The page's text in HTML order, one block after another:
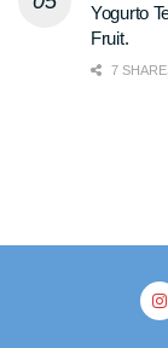
Yogurto
Fruit.
7